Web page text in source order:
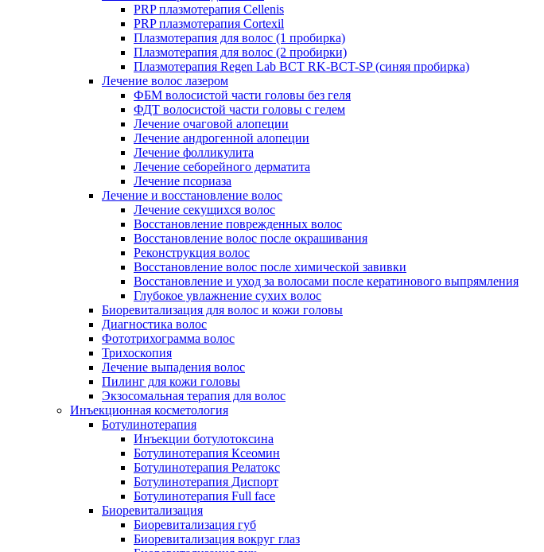
PRP плазмотерапия Cellenis
PRP плазмотерапия Cortexil
Плазмотерапия для волос (1 пробирка)
Плазмотерапия для волос (2 пробирки)
Плазмотерапия Regen Lab BCT RK-BCT-SP (синяя пробирка)
Лечение волос лазером
ФБМ волосистой части головы без геля
ФДТ волосистой части головы с гелем
Лечение очаговой алопеции
Лечение андрогенной алопеции
Лечение фолликулита
Лечение себорейного дерматита
Лечение псориаза
Лечение и восстановление волос
Лечение секущихся волос
Восстановление поврежденных волос
Восстановление волос после окрашивания
Реконструкция волос
Восстановление волос после химической завивки
Восстановление и уход за волосами после кератинового выпрямления
Глубокое увлажнение сухих волос
Биоревитализация для волос и кожи головы
Диагностика волос
Фототрихограмма волос
Трихоскопия
Лечение выпадения волос
Пилинг для кожи головы
Экзосомальная терапия для волос
Инъекционная косметология
Ботулинотерапия
Инъекции ботулотоксина
Ботулинотерапия Ксеомин
Ботулинотерапия Релатокс
Ботулинотерапия Диспорт
Ботулинотерапия Full face
Биоревитализация
Биоревитализация губ
Биоревитализация вокруг глаз